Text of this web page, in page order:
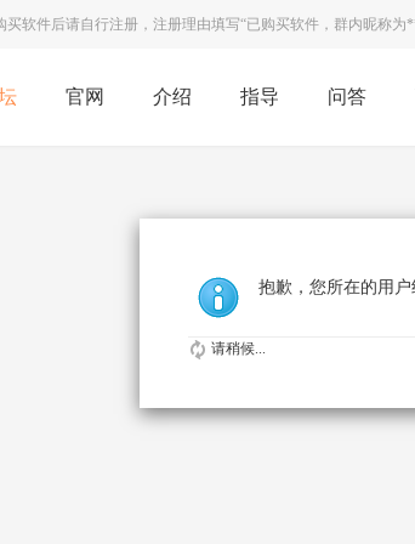
软件后请自行注册，注册理由填写“已购买软件，群内昵称为
官网 介绍 指导 问答
抱歉，您所在的用
请稍候...